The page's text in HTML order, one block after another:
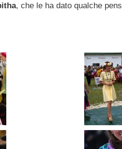
, che le ha dato qualche